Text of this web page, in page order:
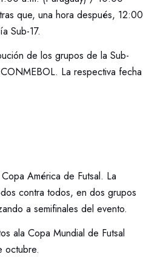
que, una hora después, 12:00
Sub-17.
de los grupos de la Sub-
La respectiva fecha
América de Futsal. La
contra todos, en dos grupos
a semifinales del evento.
ala Copa Mundial de Futsal
octubre.